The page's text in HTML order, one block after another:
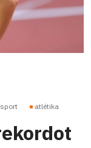
atlétika